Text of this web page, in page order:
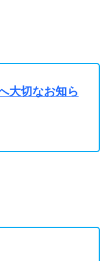
大切なお知ら